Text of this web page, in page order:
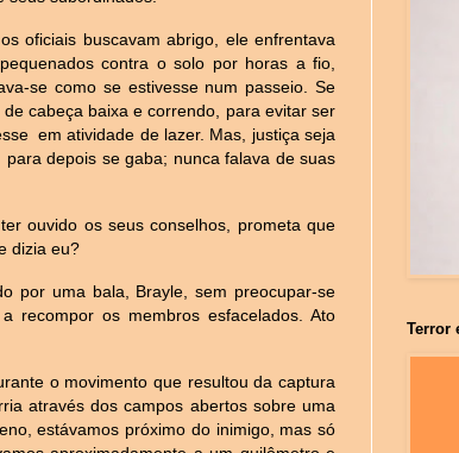
oficiais buscavam abrigo, ele enfrentava
contra o solo por horas a fio,
se como se estivesse num passeio. Se
cabeça baixa e correndo, para evitar ser
em atividade de lazer. Mas, justiça seja
depois se gaba; nunca falava de suas
ouvido os seus conselhos, prometa que
dizia eu?
por uma bala, Brayle, sem preocupar-se
recompor os membros esfacelados. Ato
o movimento que resultou da captura
através dos campos abertos sobre uma
estávamos próximo do inimigo, mas só
Terror